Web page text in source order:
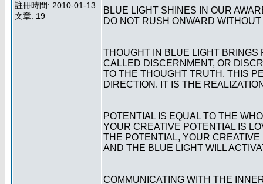
註冊時間: 2010-01-13
文章: 19
BLUE LIGHT SHINES IN OUR
DO NOT RUSH ONWARD
THOUGHT IN BLUE LIGHT
CALLED DISCERNMENT, OR
TO THE THOUGHT TRUTH. THIS
DIRECTION. IT IS THE
POTENTIAL IS EQUAL TO THE
YOUR CREATIVE POTENTIAL IS
THE POTENTIAL, YOUR
AND THE BLUE LIGHT WILL
COMMUNICATING WITH THE